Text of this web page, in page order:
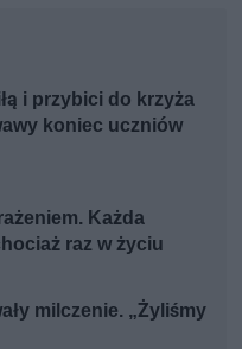
i przybici do krzyża
koniec uczniów
Każda
raz w życiu
milczenie. „Żyliśmy